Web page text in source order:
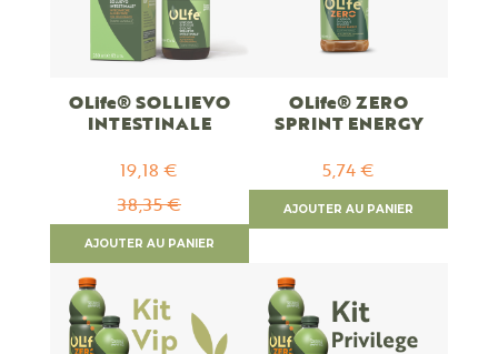
OLife® SOLLIEVO
INTESTINALE
Prix
Spécial
19,18 €
38,35 €
AJOUTER AU PANIER
OLife® ZERO
SPRINT ENERGY
5,74 €
AJOUTER AU PANIER